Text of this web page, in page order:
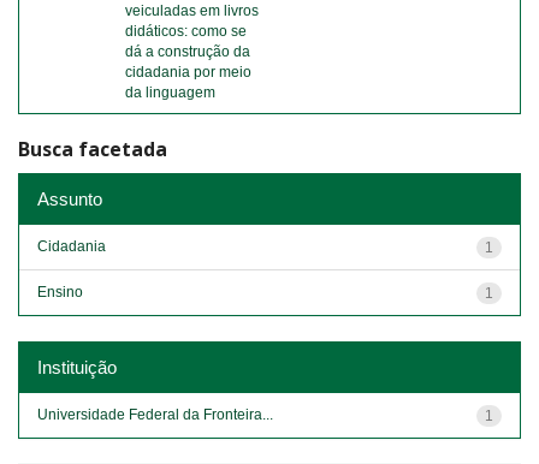
veiculadas em livros
didáticos: como se
dá a construção da
cidadania por meio
da linguagem
Busca facetada
Assunto
1
Cidadania
1
Ensino
Instituição
1
Universidade Federal da Fronteira...